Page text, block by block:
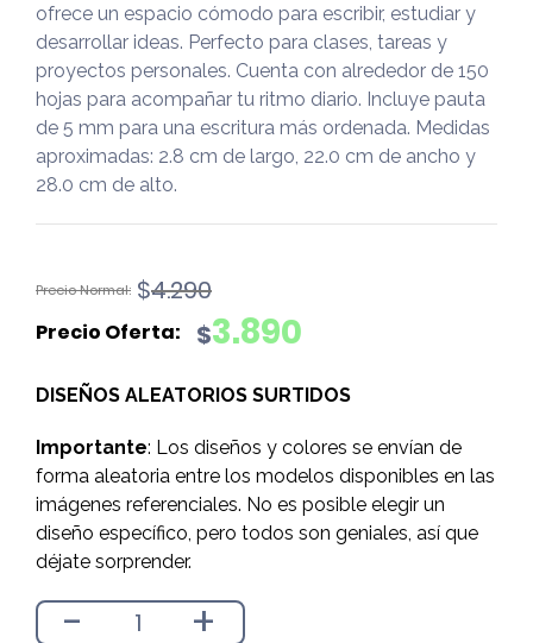
ofrece un espacio cómodo para escribir, estudiar y
desarrollar ideas. Perfecto para clases, tareas y
proyectos personales. Cuenta con alrededor de 150
hojas para acompañar tu ritmo diario. Incluye pauta
de 5 mm para una escritura más ordenada. Medidas
aproximadas: 2.8 cm de largo, 22.0 cm de ancho y
28.0 cm de alto.
$4.290
El
original
$4.290.
$3.890
El
actual
$3.890.
DISEÑOS ALEATORIOS SURTIDOS
Importante: Los diseños y colores se envían de
forma aleatoria entre los modelos disponibles en las
imágenes referenciales. No es posible elegir un
diseño específico, pero todos son geniales, así que
déjate sorprender.
- +